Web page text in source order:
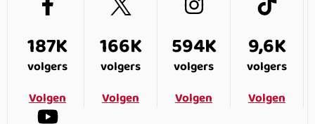
187K
volgers
Volgen
166K
volgers
Volgen
594K
volgers
Volgen
9,6K
volgers
Volgen